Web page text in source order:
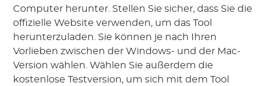
Computer herunter. Stellen Sie sicher, dass Sie die
offizielle Website verwenden, um das Tool
herunterzuladen. Sie können je nach Ihren
Vorlieben zwischen der Windows- und der Mac-
Version wählen. Wählen Sie außerdem die
kostenlose Testversion, um sich mit dem Tool